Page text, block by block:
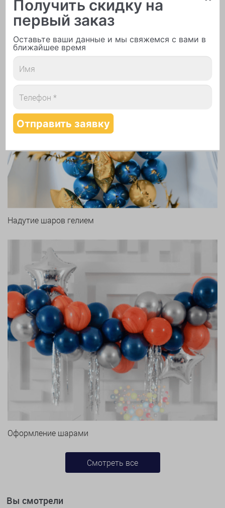
Печать логотипа
Арки и гирлянды из шаров
Надутие шаров гелием
Оформление шарами
Смотреть все
Вы смотрели
Получить скидку на
первый заказ
Оставьте ваши данные и мы свяжемся с вами в
ближайшее время